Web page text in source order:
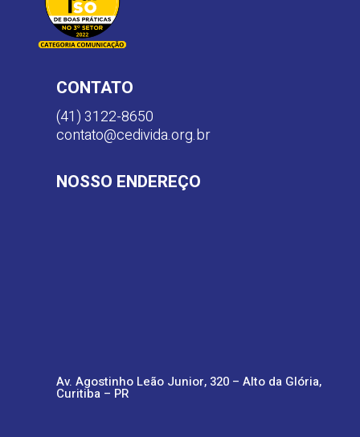
CONTATO
(41) 3122-8650
contato@cedivida.org.br
NOSSO ENDEREÇO
Av. Agostinho Leão Junior, 320 – Alto da Glória,
Curitiba – PR